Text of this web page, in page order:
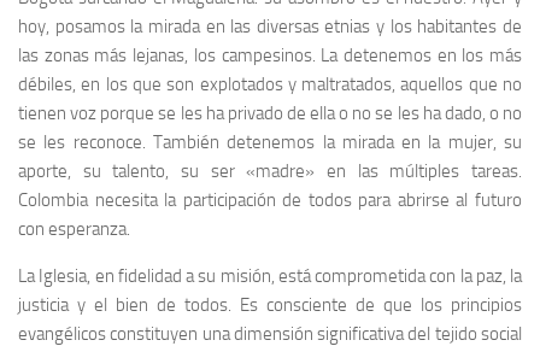
hoy, posamos la mirada en las diversas etnias y los habitantes de
las zonas más lejanas, los campesinos. La detenemos en los más
débiles, en los que son explotados y maltratados, aquellos que no
tienen voz porque se les ha privado de ella o no se les ha dado, o no
se les reconoce. También detenemos la mirada en la mujer, su
aporte, su talento, su ser «madre» en las múltiples tareas.
Colombia necesita la participación de todos para abrirse al futuro
con esperanza.
La Iglesia, en fidelidad a su misión, está comprometida con la paz, la
justicia y el bien de todos. Es consciente de que los principios
evangélicos constituyen una dimensión significativa del tejido social